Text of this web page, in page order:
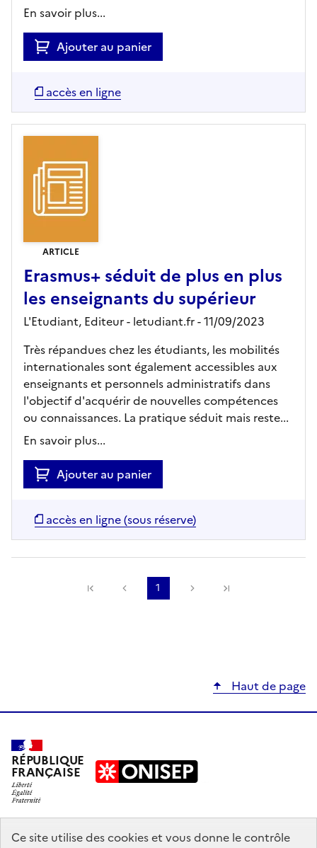
Ce site utilise des cookies et vous donne le contrôle
En savoir plus...
Ajouter au panier
accès en ligne
ARTICLE
Erasmus+ séduit de plus en plus
les enseignants du supérieur
L'Etudiant, Editeur- letudiant.fr- 11/09/2023
Très répandues chez les étudiants, les mobilités
internationales sont également accessibles aux
enseignants et personnels administratifs dans
l'objectif d'acquérir de nouvelles compétences
ou connaissances. La pratique séduit mais reste...
En savoir plus...
Ajouter au panier
accès en ligne (sous réserve)
Précédente
1 Suivante
Haut de page
RÉPUBLIQUE
FRANÇAISE
education.gouv.fr